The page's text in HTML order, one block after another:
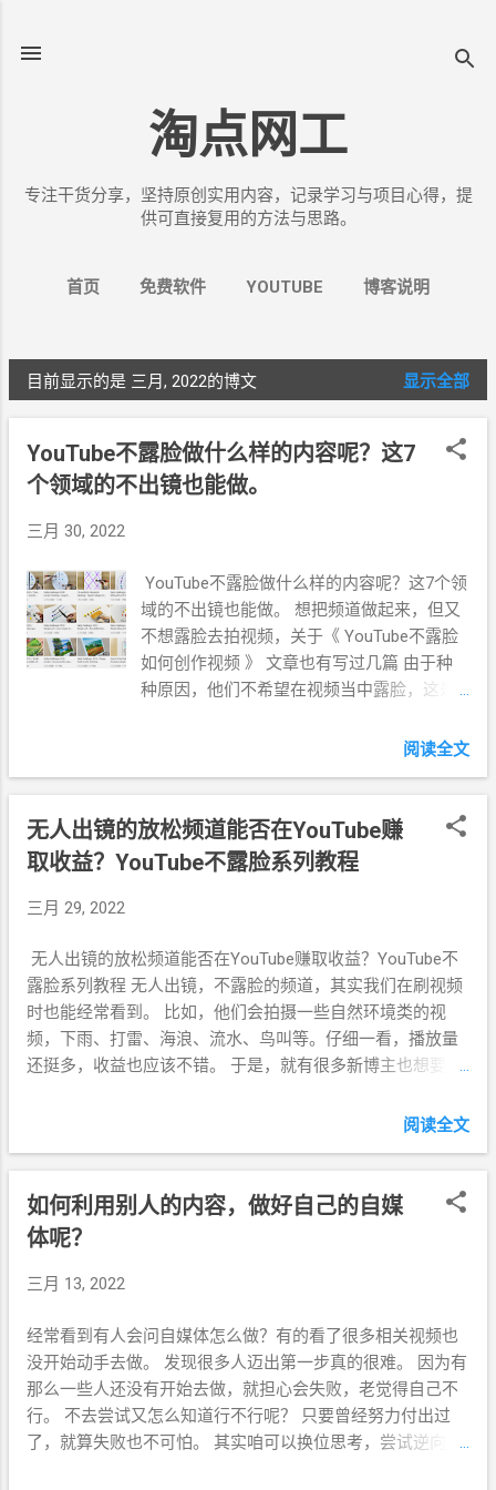
淘点网工
专注干货分享，坚持原创实用内容，记录学习与项目心得，提
供可直接复用的方法与思路。
首页 免费软件 YOUTUBE 博客说明
博
目前显示的是 三月, 2022的博文 显示全部
YouTube不露脸做什么样的内容呢？这7
个领域的不出镜也能做。
三月 30, 2022
YouTube不露脸做什么样的内容呢？这7个领
域的不出镜也能做。 想把频道做起来，但又
不想露脸去拍视频，关于《 YouTube不露脸
如何创作视频 》 文章也有写过几篇 由于种
种原因，他们不希望在视频当中露脸，这是
时候去放牛，被受惊的牛撞到了喉结，现在
来，但做视频的话，真不好表达。 因此不想
露脸的 我 ，只能想着如何做不出镜，不说话
的视频，或者写点文章。 因为我最终的目的
就是想赚钱啊。 那我在 YouTube不露脸，该
看短视频平台上哪些适合我，看了很多视频
脑子也昏昏沉沉的，还好我看到了一些很棒
的博主，并简单的研究了一下他们的作品，
大多数是不露脸的， 低成本的创作 。 好
吧，那今天就 分享几个我觉得可以做内容创
泥人 的视频里，我们很少能看到 创作者 的
程，播放量不错，收益自然不用说了。 抖音
上有些很多就是这么做的，比如画一些以假
乱真的3D画，龙飞凤舞的 书法，用手工泥 捏
的视频。 如果这些你都不会，也没关系。 手
抄书本你也应该会吧，头条前段时间手抄书
很火，字写的不好看也没关系，主要是展现
一个过程。 油管和B站还有一些专门直播学
习过程的，直播间里只能看到一个一双手在
阅读全文
无人出镜的放松频道能否在YouTube赚
取收益？YouTube不露脸系列教程
三月 29, 2022
无人出镜的放松频道能否在YouTube赚取收益？YouTube不
露脸系列教程 无人出镜，不露脸的频道，其实我们在刷视频
时也能经常看到。 比如，他们会拍摄一些自然环境类的视
频，下雨、打雷、海浪、流水、鸟叫等。仔细一看，播放量
还挺多，收益也应该不错。 于是，就有很多新博主也想要在
下手，就通过搜索看了一些视频教学。 做自媒体教学频道的
过免费的无版权素材网站下载视频，然后进行一番剪辑发
布，一天就能赚到多少。 把视频的制作全过程，毫无保留
的、保姆级别的、手把手传授给所有观看的人。 看起来操作
十分的简单！ 当做起来时，就会遇到很多的问题，比如不给
推荐量，没有播放量，满足YouTube合作伙伴计划条件后，
拒的最主要原因：重复使用他人的内容，而未为此类内容增
加了原始的评论或教育观点。 而这些人这么做的教学视频的
博主是没有错的，都是为了获得收益，当人们播放他们的视
频，就会展示广告，产生收益，最后他们获得了广告分成。
这类放松视频的制作门槛很低( 成本低 )，竞争也相当的激
阅读全文
如何利用别人的内容，做好自己的自媒
体呢？
三月 13, 2022
经常看到有人会问自媒体怎么做？有的看了很多相关视频也
没开始动手去做。 发现很多人迈出第一步真的很难。 因为有
那么一些人还没有开始去做，就担心会失败，老觉得自己不
行。 不去尝试又怎么知道行不行呢？ 只要曾经努力付出过
了，就算失败也不可怕。 其实咱可以换位思考，尝试逆向思